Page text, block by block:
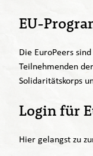
EU-
Die EuroPeers
Teilnehmenden
Solidaritätskorps
Login für
Hier gelangst zu